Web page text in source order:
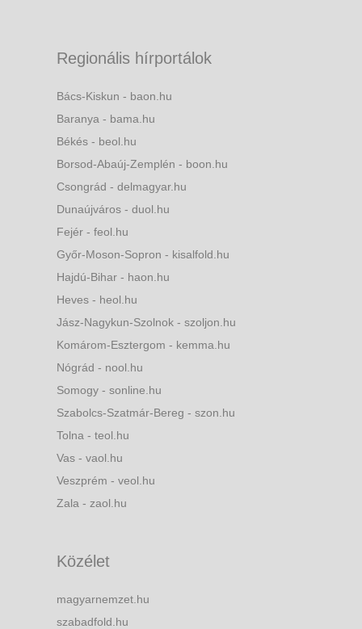
Regionális hírportálok
Bács-Kiskun - baon.hu
Baranya - bama.hu
Békés - beol.hu
Borsod-Abaúj-Zemplén - boon.hu
Csongrád - delmagyar.hu
Dunaújváros - duol.hu
Fejér - feol.hu
Győr-Moson-Sopron - kisalfold.hu
Hajdú-Bihar - haon.hu
Heves - heol.hu
Jász-Nagykun-Szolnok - szoljon.hu
Komárom-Esztergom - kemma.hu
Nógrád - nool.hu
Somogy - sonline.hu
Szabolcs-Szatmár-Bereg - szon.hu
Tolna - teol.hu
Vas - vaol.hu
Veszprém - veol.hu
Zala - zaol.hu
Közélet
magyarnemzet.hu
szabadfold.hu